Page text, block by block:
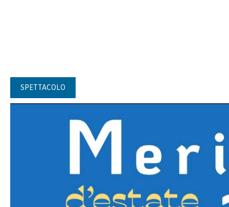
SPETTACOLO